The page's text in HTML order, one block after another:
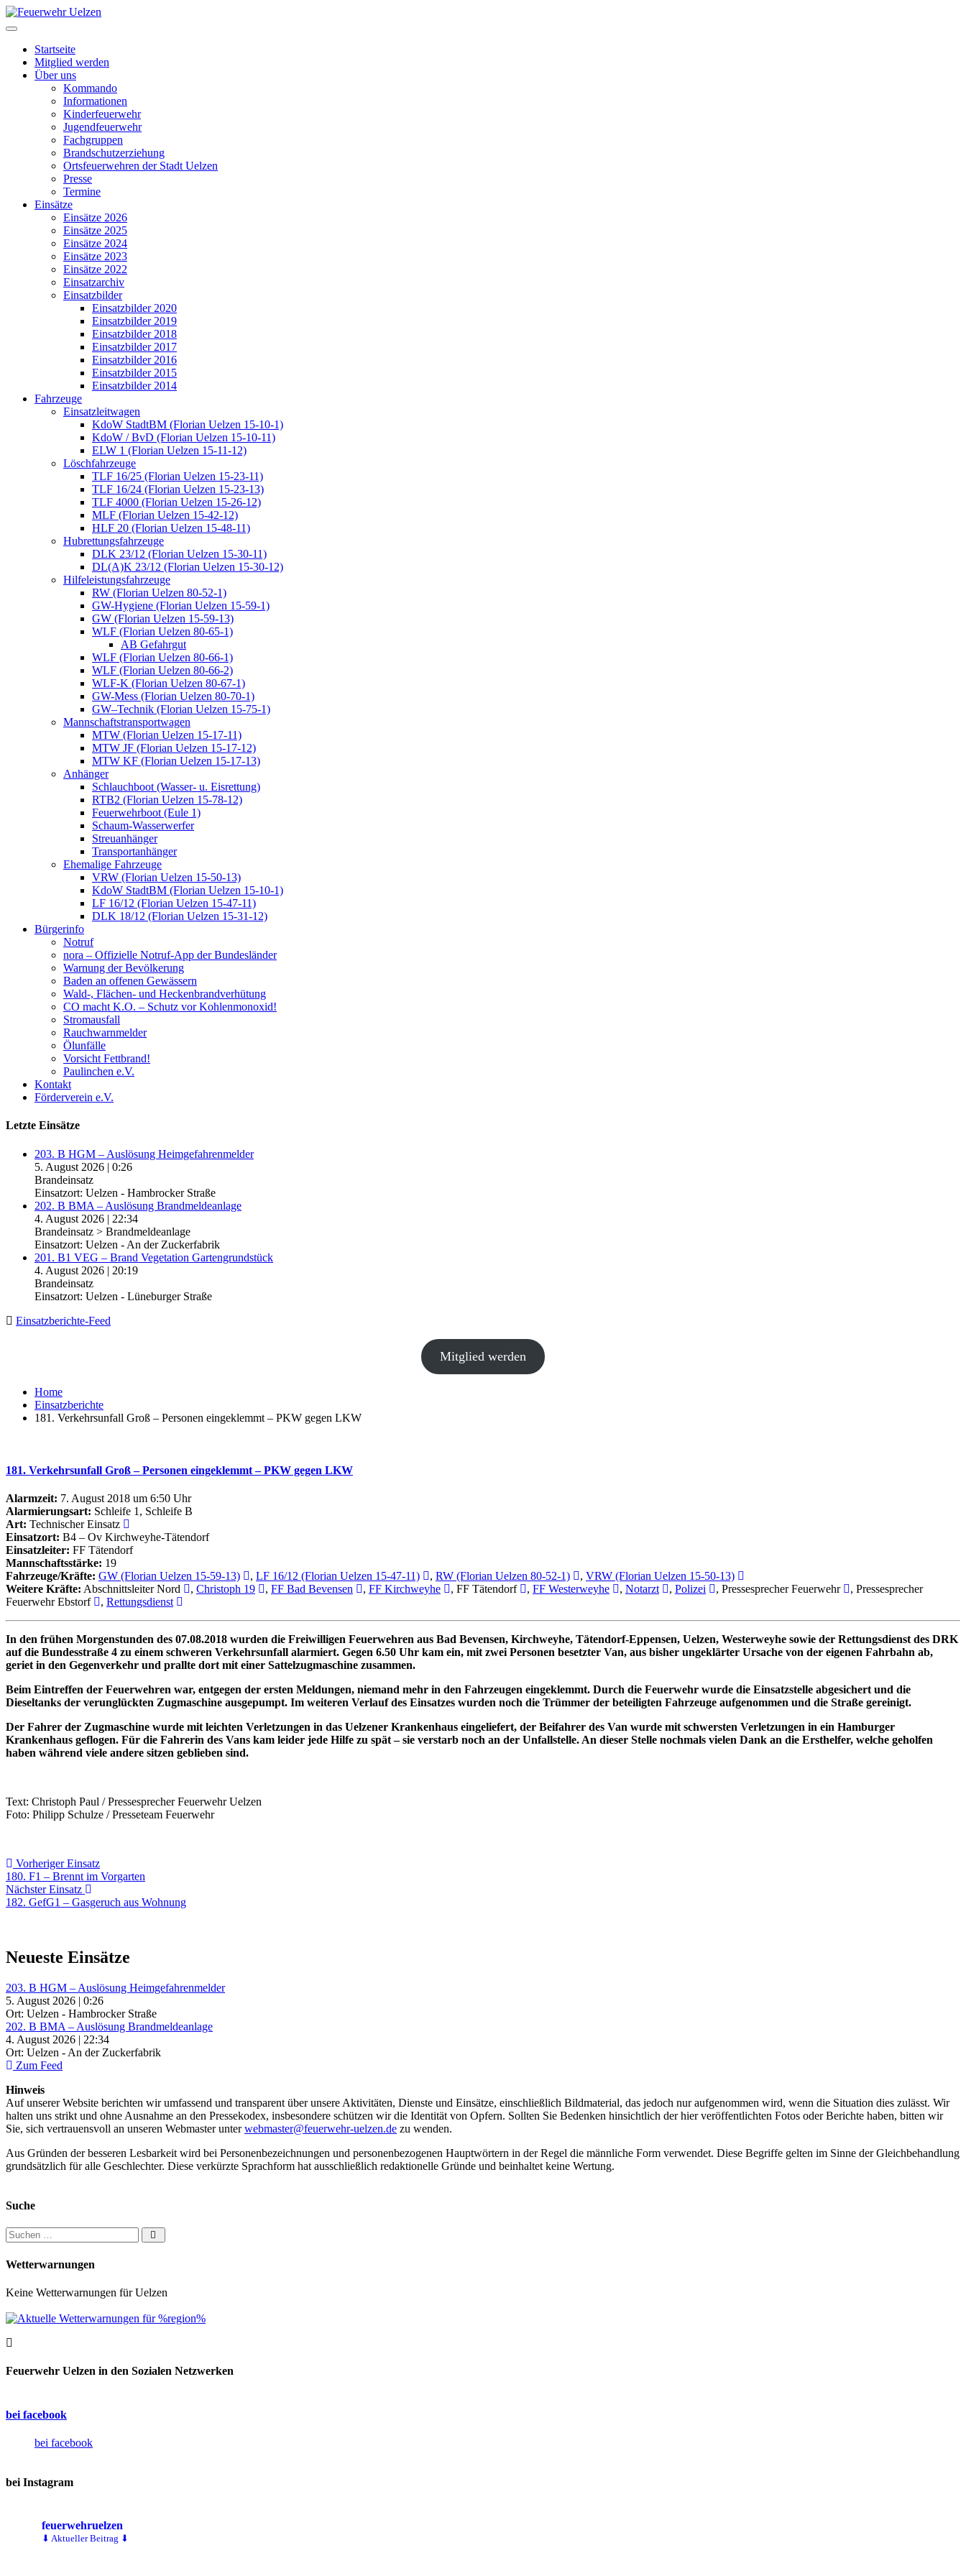
Startseite
Mitglied werden
Über uns
Kommando
Informationen
Kinderfeuerwehr
Jugendfeuerwehr
Fachgruppen
Brandschutzerziehung
Ortsfeuerwehren der Stadt Uelzen
Presse
Termine
Einsätze
Einsätze 2026
Einsätze 2025
Einsätze 2024
Einsätze 2023
Einsätze 2022
Einsatzarchiv
Einsatzbilder
Einsatzbilder 2020
Einsatzbilder 2019
Einsatzbilder 2018
Einsatzbilder 2017
Einsatzbilder 2016
Einsatzbilder 2015
Einsatzbilder 2014
Fahrzeuge
Einsatzleitwagen
KdoW StadtBM (Florian Uelzen 15-10-1)
KdoW / BvD (Florian Uelzen 15-10-11)
ELW 1 (Florian Uelzen 15-11-12)
Löschfahrzeuge
TLF 16/25 (Florian Uelzen 15-23-11)
TLF 16/24 (Florian Uelzen 15-23-13)
TLF 4000 (Florian Uelzen 15-26-12)
MLF (Florian Uelzen 15-42-12)
HLF 20 (Florian Uelzen 15-48-11)
Hubrettungsfahrzeuge
DLK 23/12 (Florian Uelzen 15-30-11)
DL(A)K 23/12 (Florian Uelzen 15-30-12)
Hilfeleistungsfahrzeuge
RW (Florian Uelzen 80-52-1)
GW-Hygiene (Florian Uelzen 15-59-1)
GW (Florian Uelzen 15-59-13)
WLF (Florian Uelzen 80-65-1)
AB Gefahrgut
WLF (Florian Uelzen 80-66-1)
WLF (Florian Uelzen 80-66-2)
WLF-K (Florian Uelzen 80-67-1)
GW-Mess (Florian Uelzen 80-70-1)
GW–Technik (Florian Uelzen 15-75-1)
Mannschaftstransportwagen
MTW (Florian Uelzen 15-17-11)
MTW JF (Florian Uelzen 15-17-12)
MTW KF (Florian Uelzen 15-17-13)
Anhänger
Schlauchboot (Wasser- u. Eisrettung)
RTB2 (Florian Uelzen 15-78-12)
Feuerwehrboot (Eule 1)
Schaum-Wasserwerfer
Streuanhänger
Transportanhänger
Ehemalige Fahrzeuge
VRW (Florian Uelzen 15-50-13)
KdoW StadtBM (Florian Uelzen 15-10-1)
LF 16/12 (Florian Uelzen 15-47-11)
DLK 18/12 (Florian Uelzen 15-31-12)
Bürgerinfo
Notruf
nora – Offizielle Notruf-App der Bundesländer
Warnung der Bevölkerung
Baden an offenen Gewässern
Wald-, Flächen- und Heckenbrandverhütung
CO macht K.O. – Schutz vor Kohlenmonoxid!
Stromausfall
Rauchwarnmelder
Ölunfälle
Vorsicht Fettbrand!
Paulinchen e.V.
Kontakt
Förderverein e.V.
Letzte Einsätze
203. B HGM – Auslösung Heimgefahrenmelder
5. August 2026 | 0:26
Brandeinsatz
Einsatzort: Uelzen - Hambrocker Straße
202. B BMA – Auslösung Brandmeldeanlage
4. August 2026 | 22:34
Brandeinsatz > Brandmeldeanlage
Einsatzort: Uelzen - An der Zuckerfabrik
201. B1 VEG – Brand Vegetation Gartengrundstück
4. August 2026 | 20:19
Brandeinsatz
Einsatzort: Uelzen - Lüneburger Straße
Einsatzberichte-Feed
Mitglied werden
Home
Einsatzberichte
181. Verkehrsunfall Groß – Personen eingeklemmt – PKW gegen LKW
181. Verkehrsunfall Groß – Personen eingeklemmt – PKW gegen LKW
Alarmzeit: 7. August 2018 um 6:50 Uhr
Alarmierungsart: Schleife 1, Schleife B
Art: Technischer Einsatz
Einsatzort: B4 – Ov Kirchweyhe-Tätendorf
Einsatzleiter: FF Tätendorf
Mannschaftsstärke: 19
Fahrzeuge/Kräfte: GW (Florian Uelzen 15-59-13) , LF 16/12 (Florian Uelzen 15-47-11) , RW (Florian Uelzen 80-52-1) , VRW (Florian Uelzen 15-50-13)
Weitere Kräfte: Abschnittsleiter Nord , Christoph 19 , FF Bad Bevensen , FF Kirchweyhe , FF Tätendorf , FF Westerweyhe , Notarzt , Polizei , Pressesprecher Feuerwehr
, Pressesprecher
Feuerwehr Ebstorf
, Rettungsdienst
In den frühen Morgenstunden des 07.08.2018 wurden die Freiwilligen Feuerwehren aus Bad Bevensen, Kirchweyhe, Tätendorf-Eppensen, Uelzen, Westerweyhe sowie der Rettungsdienst des DRK
auf die Bundesstraße 4 zu einem schweren Verkehrsunfall alarmiert. Gegen 6.50 Uhr kam ein, mit zwei Personen besetzter Van, aus bisher ungeklärter Ursache von der eigenen Fahrbahn ab,
geriet in den Gegenverkehr und prallte dort mit einer Sattelzugmaschine zusammen.
Beim Eintreffen der Feuerwehren war, entgegen der ersten Meldungen, niemand mehr in den Fahrzeugen eingeklemmt. Durch die Feuerwehr wurde die Einsatzstelle abgesichert und die
Dieseltanks der verunglückten Zugmaschine ausgepumpt. Im weiteren Verlauf des Einsatzes wurden noch die Trümmer der beteiligten Fahrzeuge aufgenommen und die Straße gereinigt.
Der Fahrer der Zugmaschine wurde mit leichten Verletzungen in das Uelzener Krankenhaus eingeliefert, der Beifahrer des Van wurde mit schwersten Verletzungen in ein Hamburger
Krankenhaus geflogen. Für die Fahrerin des Vans kam leider jede Hilfe zu spät – sie verstarb noch an der Unfallstelle. An dieser Stelle nochmals vielen Dank an die Ersthelfer, welche geholfen
haben während viele andere sitzen geblieben sind.
Text: Christoph Paul / Pressesprecher Feuerwehr Uelzen
Foto: Philipp Schulze / Presseteam Feuerwehr
Beitragsnavigation
Vorheriger EinsatzVorheriger
Einsatz:
180. F1 – Brennt im Vorgarten
Nächster Einsatz
Einsatz:
182. GefG1 – Gasgeruch aus Wohnung
Neueste Einsätze
203. B HGM – Auslösung Heimgefahrenmelder
5. August 2026 | 0:26
Ort: Uelzen - Hambrocker Straße
202. B BMA – Auslösung Brandmeldeanlage
4. August 2026 | 22:34
Ort: Uelzen - An der Zuckerfabrik
Zum Feed
Hinweis
Auf unserer Website berichten wir umfassend und transparent über unsere Aktivitäten, Dienste und Einsätze, einschließlich Bildmaterial, das jedoch nur aufgenommen wird, wenn die Situation dies zulässt. Wir
halten uns strikt und ohne Ausnahme an den Pressekodex, insbesondere schützen wir die Identität von Opfern. Sollten Sie Bedenken hinsichtlich der hier veröffentlichten Fotos oder Berichte haben, bitten wir
Sie, sich vertrauensvoll an unseren Webmaster unterwebmaster@feuerwehr-uelzen.de zu wenden.
Aus Gründen der besseren Lesbarkeit wird bei Personenbezeichnungen und personenbezogenen Hauptwörtern in der Regel die männliche Form verwendet. Diese Begriffe gelten im Sinne der Gleichbehandlung
grundsätzlich für alle Geschlechter. Diese verkürzte Sprachform hat ausschließlich redaktionelle Gründe und beinhaltet keine Wertung.
Suche
Suchen nach:
Wetterwarnungen
Keine Wetterwarnungen für Uelzen
Feuerwehr Uelzen in den Sozialen Netzwerken
bei facebook
bei facebook
bei Instagram
feuerwehruelzen
⬇ Aktueller Beitrag ⬇